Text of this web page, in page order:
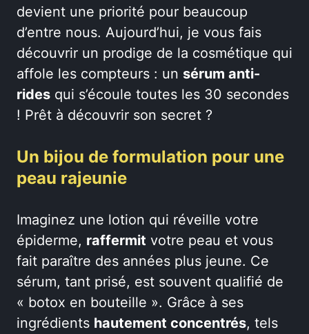
devient une priorité pour beaucoup
d’entre nous. Aujourd’hui, je vous fais
découvrir un prodige de la cosmétique qui
affole les compteurs : un sérum anti-
rides qui s’écoule toutes les 30 secondes
! Prêt à découvrir son secret ?
Un bijou de formulation pour une
peau rajeunie
Imaginez une lotion qui réveille votre
épiderme, raffermit votre peau et vous
fait paraître des années plus jeune. Ce
sérum, tant prisé, est souvent qualifié de
« botox en bouteille ». Grâce à ses
ingrédients hautement concentrés, tels